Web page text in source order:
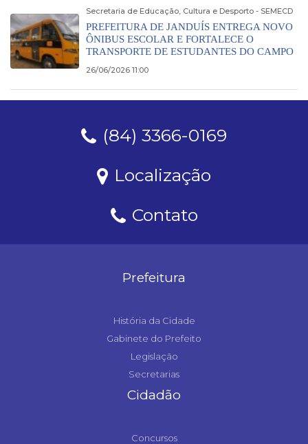
Secretaria de Educação, Cultura e Desporto - SEMECD
PREFEITURA DE JANDUÍS ENTREGA NOVO
ÔNIBUS ESCOLAR E FORTALECE O
TRANSPORTE DE ESTUDANTES DO CAMPO
26/06/2026 11:00
(84) 3366-0169
Localização
Contato
Prefeitura
História da Cidade
Gabinete do Prefeito
Legislação
Secretarias
Cidadão
Concursos